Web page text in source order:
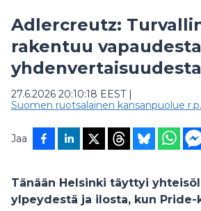
Adlercreutz:
rakentuu
yhdenvertaisuudesta
27.6.2026 20:10:18 EEST|
Suomen ruotsalainen kansanpuolue r.p.
Jaa
Tänään Helsinki täyttyi
ylpeydestä ja ilosta, kun Pride-